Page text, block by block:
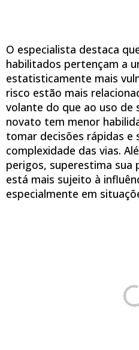
O especialista destaca
habilitados pertençam a
estatisticamente mais
risco estão mais
volante do que ao uso de
novato tem menor
tomar decisões rápidas e
complexidade das vias.
perigos, superestima sua
está mais sujeito à
especialmente em